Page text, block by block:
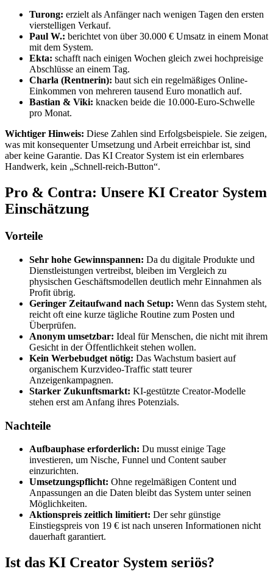
Turong: erzielt als Anfänger nach wenigen Tagen den ersten
vierstelligen Verkauf.
Paul W.: berichtet von über 30.000 € Umsatz in einem Monat
mit dem System.
Ekta: schafft nach einigen Wochen gleich zwei hochpreisige
Abschlüsse an einem Tag.
Charla (Rentnerin): baut sich ein regelmäßiges Online-
Einkommen von mehreren tausend Euro monatlich auf.
Bastian & Viki: knacken beide die 10.000-Euro-Schwelle
pro Monat.
Wichtiger Hinweis: Diese Zahlen sind Erfolgsbeispiele. Sie zeigen,
was mit konsequenter Umsetzung und Arbeit erreichbar ist, sind
aber keine Garantie. Das KI Creator System ist ein erlernbares
Handwerk, kein „Schnell-reich-Button“.
Pro & Contra: Unsere KI Creator System
Einschätzung
Vorteile
Sehr hohe Gewinnspannen: Da du digitale Produkte und
Dienstleistungen vertreibst, bleiben im Vergleich zu
physischen Geschäftsmodellen deutlich mehr Einnahmen als
Profit übrig.
Geringer Zeitaufwand nach Setup: Wenn das System steht,
reicht oft eine kurze tägliche Routine zum Posten und
Überprüfen.
Anonym umsetzbar: Ideal für Menschen, die nicht mit ihrem
Gesicht in der Öffentlichkeit stehen wollen.
Kein Werbebudget nötig: Das Wachstum basiert auf
organischem Kurzvideo-Traffic statt teurer
Anzeigenkampagnen.
Starker Zukunftsmarkt: KI-gestützte Creator-Modelle
stehen erst am Anfang ihres Potenzials.
Nachteile
Aufbauphase erforderlich: Du musst einige Tage
investieren, um Nische, Funnel und Content sauber
einzurichten.
Umsetzungspflicht: Ohne regelmäßigen Content und
Anpassungen an die Daten bleibt das System unter seinen
Möglichkeiten.
Aktionspreis zeitlich limitiert: Der sehr günstige
Einstiegspreis von 19 € ist nach unseren Informationen nicht
dauerhaft garantiert.
Ist das KI Creator System seriös?